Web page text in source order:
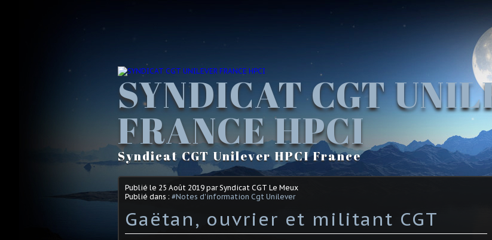
SYNDICAT CGT
FRANCE HPCI
Syndicat CGT Unilever HPCI France
Publié le 25 Août 2019 par Syndicat CGT Le Meux
Publié dans : #Notes d'information Cgt Unilever
Gaëtan, ouvrier et militant CGT